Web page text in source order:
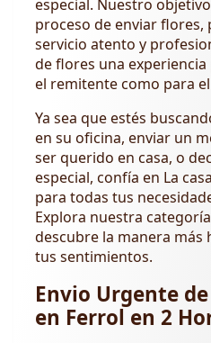
especial. Nuestro
proceso de enviar
servicio atento y
de flores una
el remitente como para
Ya sea que estés
en su oficina, enviar un
ser querido en casa, o
especial, confía en La
para todas tus
Explora nuestra
descubre la manera
tus sentimientos.
Envio Urgente
en Ferrol en 2